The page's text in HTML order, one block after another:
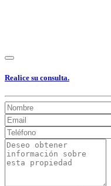
Realice su consulta.